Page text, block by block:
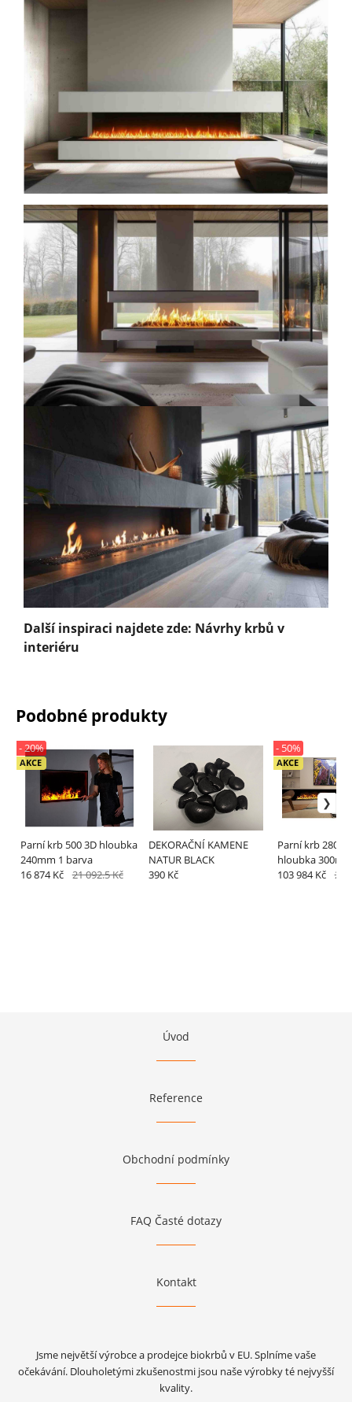
Další inspiraci najdete zde: Návrhy krbů v
interiéru
Podobné produkty
Parní krb 500 3D hloubka
240mm 1 barva
AKCE
- 20%
16 874 Kč 21 092.5 Kč
DEKORAČNÍ KAMENE
NATUR BLACK
390 Kč
Parní krb 2800
hloubka
AKCE
- 50%
103 984 Kč
Úvod
Reference
Obchodní podmínky
FAQ Časté dotazy
Kontakt
Jsme největší výrobce a prodejce biokrbů v EU. Splníme vaše
očekávání. Dlouholetými zkušenostmi jsou naše výrobky té nejvyšší
kvality.